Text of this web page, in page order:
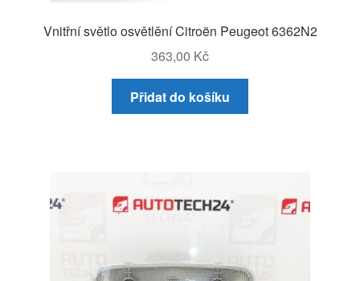
Vnitřní světlo osvětlění Citroën Peugeot 6362N2
363,00 Kč
Přidat do košíku